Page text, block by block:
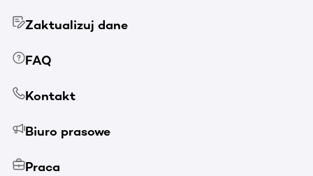
Zaktualizuj dane
FAQ
Kontakt
Biuro prasowe
Praca